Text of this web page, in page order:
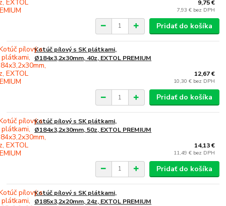
9,75 €
7,93 € bez DPH
Pridať do košíka
Kotúč pílový s SK plátkami,
Ø184x3,2x30mm, 40z, EXTOL PREMIUM
12,67 €
10,30 € bez DPH
Pridať do košíka
Kotúč pílový s SK plátkami,
Ø184x3,2x30mm, 50z, EXTOL PREMIUM
14,13 €
11,49 € bez DPH
Pridať do košíka
Kotúč pílový s SK plátkami,
Ø185x3,2x20mm, 24z, EXTOL PREMIUM